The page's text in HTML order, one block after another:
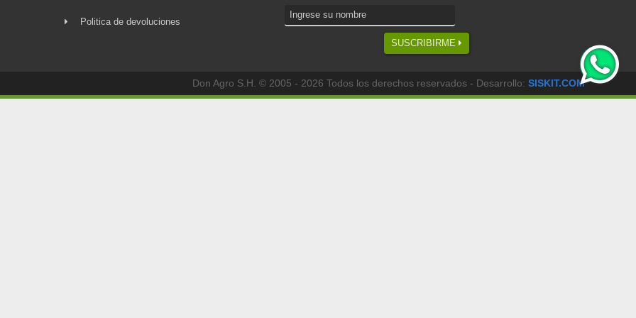
Politica de devoluciones
SUSCRIBIRME
Don Agro S.H. © 2005 - 2026 Todos los derechos reservados - Desarrollo: SISKIT.COM